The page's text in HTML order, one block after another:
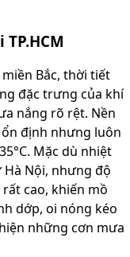
Bắc, thời tiết
đặc trưng của khí
nắng rõ rệt. Nền
định nhưng luôn
Mặc dù nhiệt
Nội, nhưng độ
cao, khiến mồ
dớp, oi nóng kéo
những cơn mưa